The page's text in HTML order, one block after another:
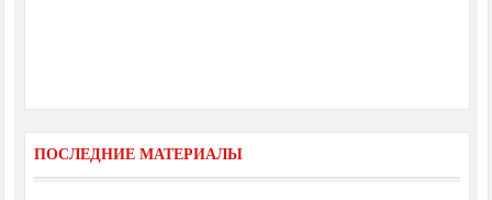
ПОСЛЕДНИЕ МАТЕРИАЛЫ